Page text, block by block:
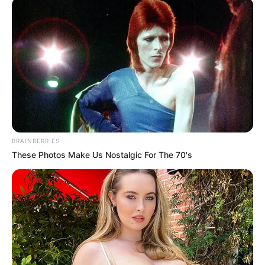
BRAINBERRIES
These Photos Make Us Nostalgic For The 70's